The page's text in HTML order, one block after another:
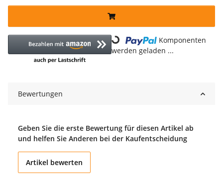
Loading...
Komponenten
werden geladen ...
Bewertungen
Geben Sie die erste Bewertung für diesen Artikel ab
und helfen Sie Anderen bei der Kaufentscheidung
Artikel bewerten